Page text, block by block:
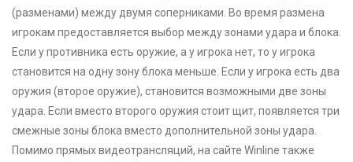
(разменами) между двумя соперниками. Во время размена
игрокам предоставляется выбор между зонами удара и блока.
Если у противника есть оружие, а у игрока нет, то у игрока
становится на одну зону блока меньше. Если у игрока есть два
оружия (второе оружие), становится возможными две зоны
удара. Если вместо второго оружия стоит щит, появляется три
смежные зоны блока вместо дополнительной зоны удара.
Помимо прямых видеотрансляций, на сайте Winline также